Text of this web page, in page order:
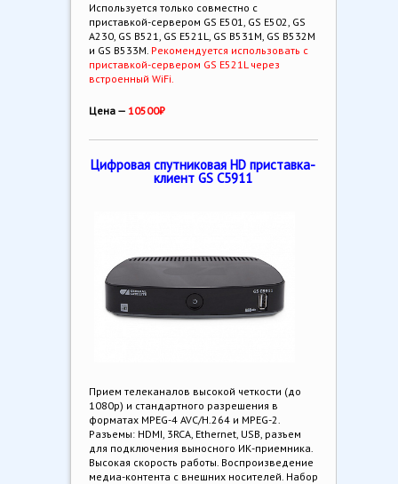
Используется только совместно с
приставкой-сервером GS E501, GS E502, GS
A230, GS B521, GS Е521L, GS В531М, GS В532М
и GS В533М. Рекомендуется использовать с
приставкой-сервером GS E521L через
встроенный WiFi.
Цена — 10500₽
Цифровая спутниковая HD приставка-
клиент GS С5911
Прием телеканалов высокой четкости (до
1080p) и стандартного разрешения в
форматах MPEG-4 AVC/H.264 и MPEG-2.
Разъемы: HDMI, 3RCA, Ethernet, USB, разъем
для подключения выносного ИК-приемника.
Высокая скорость работы. Воспроизведение
медиа-контента с внешних носителей. Набор